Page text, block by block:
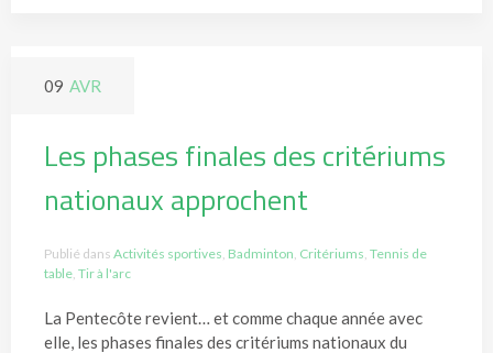
09 AVR
Les phases finales des critériums
nationaux approchent
Publié dans Activités sportives Badminton Critériums Tennis de
table Tir à l'arc
La Pentecôte revient… et comme chaque année avec
elle, les phases finales des critériums nationaux du